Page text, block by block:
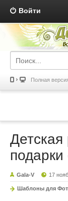
Войти
Полная
Gala-V 17
Шаблоны для